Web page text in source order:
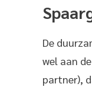
De
wel aan
partner),